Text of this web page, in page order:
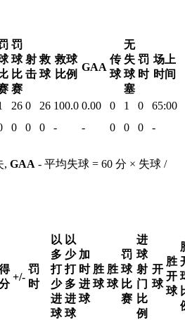
比
罚
球
比
赛
射
击
救
球
救球
比例
GAA
传
球
无
失
球
塞
罚
时
场上
时间
26 0 26 100.0 0.00 0 1 0
65:00
0 0 0 - - 0 0 0
-
, GAA - 平均失球 = 60 分 × 失球 /
+/-
罚
时
以
多
打
少
进
球
以
少
打
多
进
球
加
时
进
球
胜
球
胜
球
罚
球
比
赛
进
球
射
门
比
例
开
球
胜
开
球